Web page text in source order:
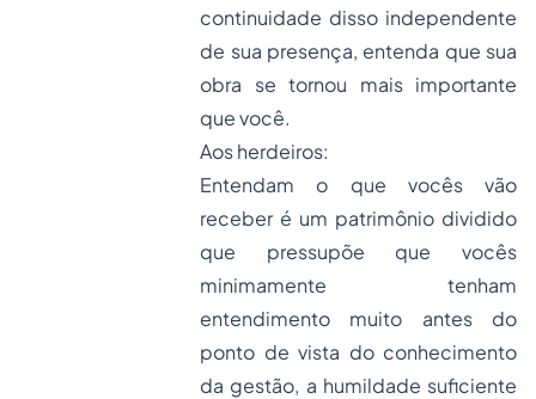
continuidade disso independente
de sua presença, entenda que sua
obra se tornou mais importante
que você.
Aos herdeiros:
Entendam o que vocês vão
receber é um patrimônio dividido
que pressupõe que vocês
minimamente tenham
entendimento muito antes do
ponto de vista do conhecimento
da gestão, a humildade suficiente